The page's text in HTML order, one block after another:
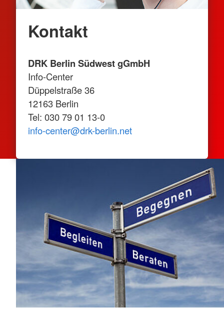
Kontakt
DRK Berlin Südwest gGmbH
Info-Center
Düppelstraße 36
12163 Berlin
Tel: 030 79 01 13-0
info-center@drk-berlin.net